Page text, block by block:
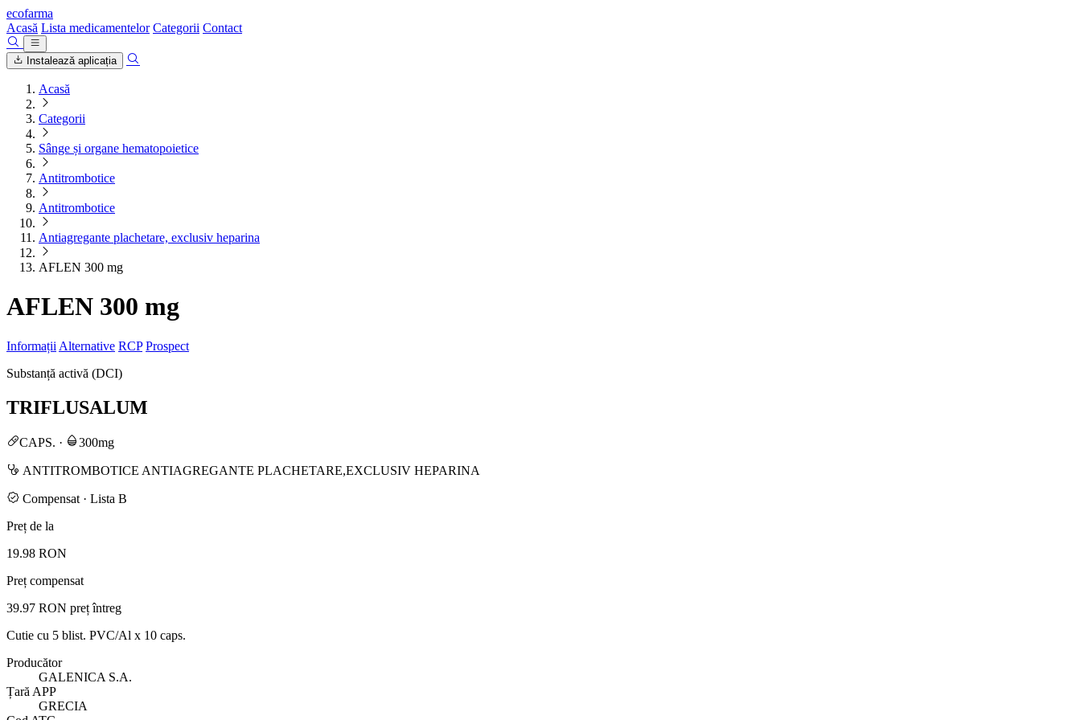
ecofarma
Acasă Lista medicamentelor Categorii Contact
Instalează aplicația
Acasă
Categorii
Sânge și organe hematopoietice
Antitrombotice
Antitrombotice
Antiagregante plachetare, exclusiv heparina
AFLEN 300 mg
AFLEN 300 mg
Informații Alternative RCP Prospect
Substanță activă (DCI)
TRIFLUSALUM
CAPS. · 300mg
ANTITROMBOTICE ANTIAGREGANTE PLACHETARE,EXCLUSIV HEPARINA
Compensat · Lista B
Preț de la
19.98 RON
Preț compensat
39.97 RON preț întreg
Cutie cu 5 blist. PVC/Al x 10 caps.
Producător
GALENICA S.A.
Țară APP
GRECIA